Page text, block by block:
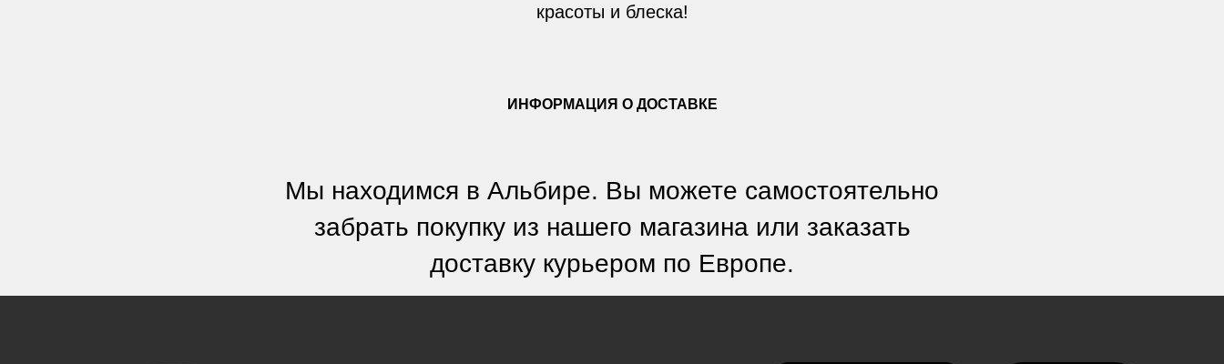
красоты и блеска!
ИНФОРМАЦИЯ О ДОСТАВКЕ
Мы находимся в Альбире. Вы можете самостоятельно
забрать покупку из нашего магазина или заказать
доставку курьером по Европе.